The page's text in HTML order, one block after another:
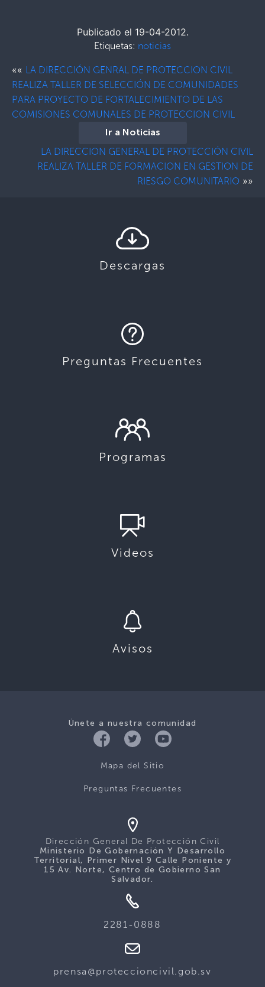
Publicado el 19-04-2012.
Etiquetas: noticias
«« LA DIRECCIÓN GENRAL DE PROTECCION CIVIL
REALIZA TALLER DE SELECCIÓN DE COMUNIDADES
PARA PROYECTO DE FORTALECIMIENTO DE LAS
COMISIONES COMUNALES DE PROTECCION CIVIL
Ir a Noticias
LA DIRECCION GENERAL DE PROTECCIÓN CIVIL
REALIZA TALLER DE FORMACION EN GESTION DE
RIESGO COMUNITARIO »»
Descargas
Preguntas Frecuentes
Programas
Videos
Avisos
Únete a nuestra comunidad
Mapa del Sitio
Preguntas Frecuentes
Dirección General De Protección Civil
Ministerio De Gobernación Y Desarrollo
Territorial, Primer Nivel 9 Calle Poniente y
15 Av. Norte, Centro de Gobierno San
Salvador.
2281-0888
prensa@proteccioncivil.gob.sv